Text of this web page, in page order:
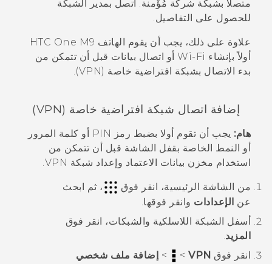
متصلاً بشبكة شركة مُؤّمنة. اتصل بمدير الشبكة
للحصول على التفاصيل.
علاوة على ذلك، يجب أن يقوم الهاتف HTC One M9
أولاً بإنشاء Wi‍-Fi أو اتصال بيانات قبل أن تتمكن من
بدء الاتصال بشبكة افتراضية خاصة (VPN).
إضافة اتصال شبكة افتراضية خاصة (VPN)
هام:
يجب أن تقوم أولا بضبط رمز PIN أو كلمة المرور
أو النمط الخاصة بقفل الشاشة قبل أن تتمكن من
استخدام مخزن بيانات الاعتماد وإعداد شبكة VPN.
من الشاشة الرئيسية، انقر فوق
، ثم ابحث
عن الإعدادات وانقر فوقها.
أسفل الشبكة اللاسلكية والشبكات، انقر فوق
المزيد.
انقر فوق VPN
>
> إضافة ملف شخصي